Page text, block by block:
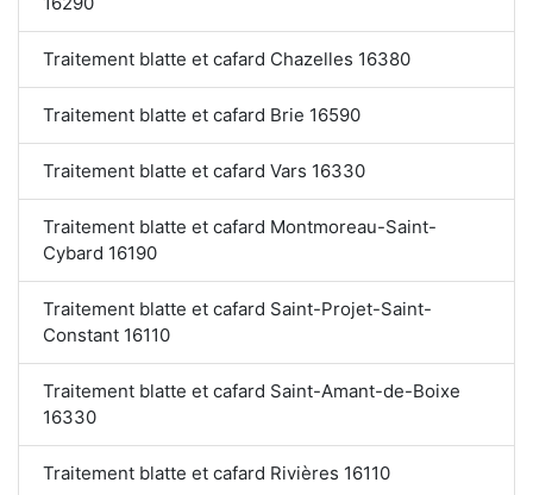
Traitement blatte et cafard Chazelles 16380
Traitement blatte et cafard Brie 16590
Traitement blatte et cafard Vars 16330
Traitement blatte et cafard Montmoreau-Saint-
Cybard 16190
Traitement blatte et cafard Saint-Projet-Saint-
Constant 16110
Traitement blatte et cafard Saint-Amant-de-Boixe
16330
Traitement blatte et cafard Rivières 16110